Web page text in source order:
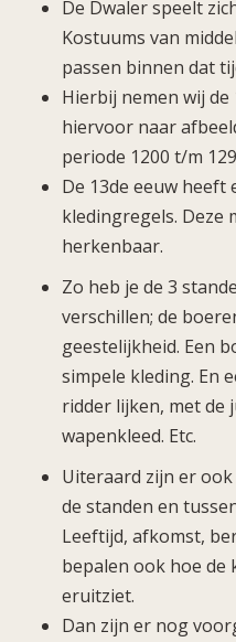
De Dwaler speelt
Kostuums van
passen binnen dat
Hierbij nemen wij de
hiervoor naar
periode 1200 t/m
De 13de eeuw heeft
kledingregels. Deze
herkenbaar.
Zo heb je de 3
verschillen; de
geestelijkheid. Een
simpele kleding. En
ridder lijken, met de
wapenkleed. Etc.
Uiteraard zijn er
de standen en
Leeftijd, afkomst,
bepalen ook hoe de
eruitziet.
Dan zijn er nog